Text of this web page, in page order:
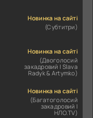
Новинка на сайті
(Субтитри)
Новинка на сайті
(Двоголосий
закадровий | Slava
Radyk & Artymko)
Новинка на сайті
(Багатоголосий
закадровий |
НЛО.TV)